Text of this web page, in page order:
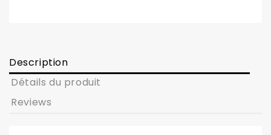
Description
Détails du produit
Reviews